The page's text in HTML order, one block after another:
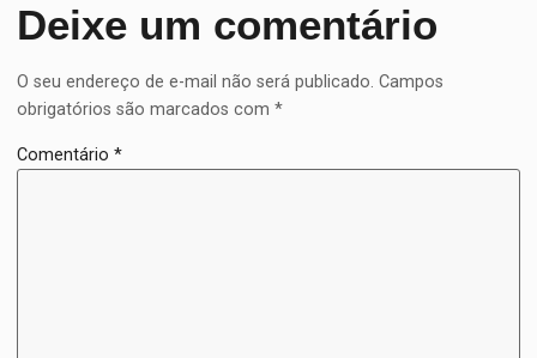
Deixe um comentário
O seu endereço de e-mail não será publicado. Campos
obrigatórios são marcados com*
Comentário*